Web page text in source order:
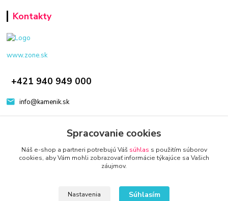
Kontakty
www.zone.sk
+421 940 949 000
info@kamenik.sk
Spracovanie cookies
Náš e-shop a partneri potrebujú Váš súhlas s použitím súborov
cookies, aby Vám mohli zobrazovať informácie týkajúce sa Vašich
záujmov.
Nastavenia Súhlasím